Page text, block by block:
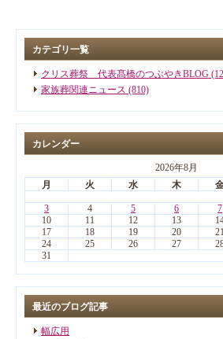
カテゴリ一覧
クリス葬祭 代表髙橋のつぶやきBLOG
家族葬関連ニュース (810)
カレンダー
2026年8月
月
火 水 木
3
4 5 6 7
10
11 12 13
17
18 19 20 21
24
25 26 27
31
最近のブログ記事
幅広用